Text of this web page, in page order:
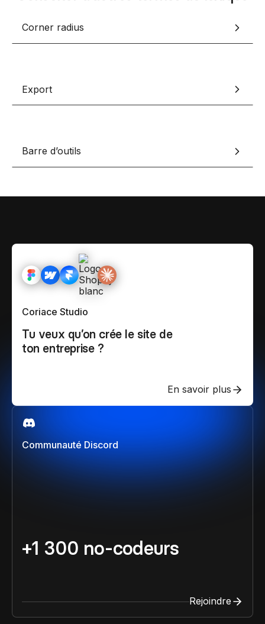
Nos meilleurs scripts
Lexique No-code
Bibliothèque de
Rejoins nous sur
Corner radius
Export
Barre d’outils
Communauté Discord
+1 300 no-codeurs
Rejoindre
Coriace Studio
Tu veux qu’on crée le site de
ton entreprise ?
En savoir plus